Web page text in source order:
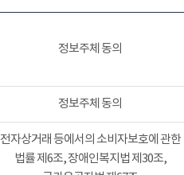
정보주체 동의
정보주체 동의
전자상거래 등에서의 소비자보호에 관한
법률 제6조, 장애인복지법 제30조,